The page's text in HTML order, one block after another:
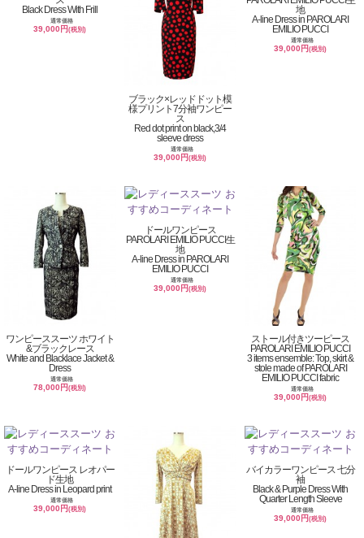
Black Dress With Frill
通常価格
39,000円(税別)
ブラック×レッドドット模
様プリント7分袖ワンピー
ス
Red dot print on black,3/4
sleeve dress
通常価格
39,000円(税別)
地
A-line Dress in PAROLARI
EMILIO PUCCI
通常価格
39,000円(税別)
ワンピーススーツ ホワイト
&ブラックレース
White and Blacklace Jacket &
Dress
通常価格
78,000円(税別)
ドールワンピース
PAROLARI EMILIO PUCCI生
地
A-line Dress in PAROLARI
EMILIO PUCCI
通常価格
39,000円(税別)
ストール付きツーピース
PAROLARI EMILIO PUCCI
3 items ensemble: Top, skirt &
stole made of PAROLARI
EMILIO PUCCI fabric
通常価格
39,000円(税別)
ドールワンピース レオパー
ド生地
A-line Dress in Leopard print
通常価格
39,000円(税別)
バイカラーワンピース 七分
袖
Black & Purple Dress With
Quarter Length Sleeve
通常価格
39,000円(税別)